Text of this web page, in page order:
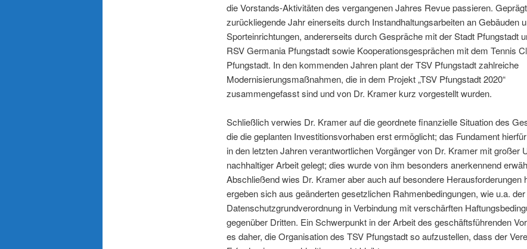
die Vorstands-Aktivitäten des vergangenen Jahres Revue passieren.
zurückliegende Jahr einerseits durch Instandhaltungsarbeiten an Gebäuden
Sporteinrichtungen, andererseits durch Gespräche mit der Stadt Pfungstadt
RSV Germania Pfungstadt sowie Kooperationsgesprächen mit dem Tennis
Pfungstadt. In den kommenden Jahren plant der TSV Pfungstadt zahlreiche
Modernisierungsmaßnahmen, die in dem Projekt „TSV Pfungstadt 2020“
zusammengefasst sind und von Dr. Kramer kurz vorgestellt wurden.
Schließlich verwies Dr. Kramer auf die geordnete finanzielle Situation des
die die geplanten Investitionsvorhaben erst ermöglicht; das Fundament
in den letzten Jahren verantwortlichen Vorgänger von Dr. Kramer mit großer
nachhaltiger Arbeit gelegt; dies wurde von ihm besonders anerkennend
Abschließend wies Dr. Kramer aber auch auf besondere Herausforderungen
ergeben sich aus geänderten gesetzlichen Rahmenbedingungen, wie u.a. der
Datenschutzgrundverordnung in Verbindung mit verschärften
gegenüber Dritten. Ein Schwerpunkt in der Arbeit des geschäftsführenden
es daher, die Organisation des TSV Pfungstadt so aufzustellen, dass der